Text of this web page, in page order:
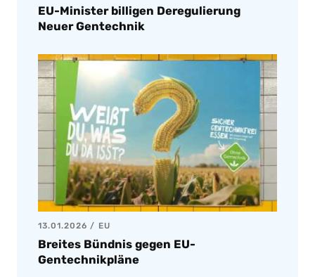
EU-Minister billigen Deregulierung
Neuer Gentechnik
13.01.2026 EU
Breites Bündnis gegen EU-
Gentechnikpläne